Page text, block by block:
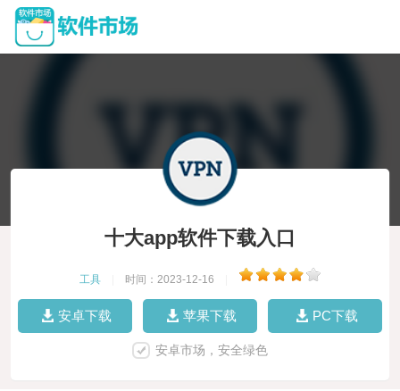
十大app软件下载入口
工具 时间：2023-12-16
安卓下载 苹果下载 PC下载
安卓市场，安全绿色